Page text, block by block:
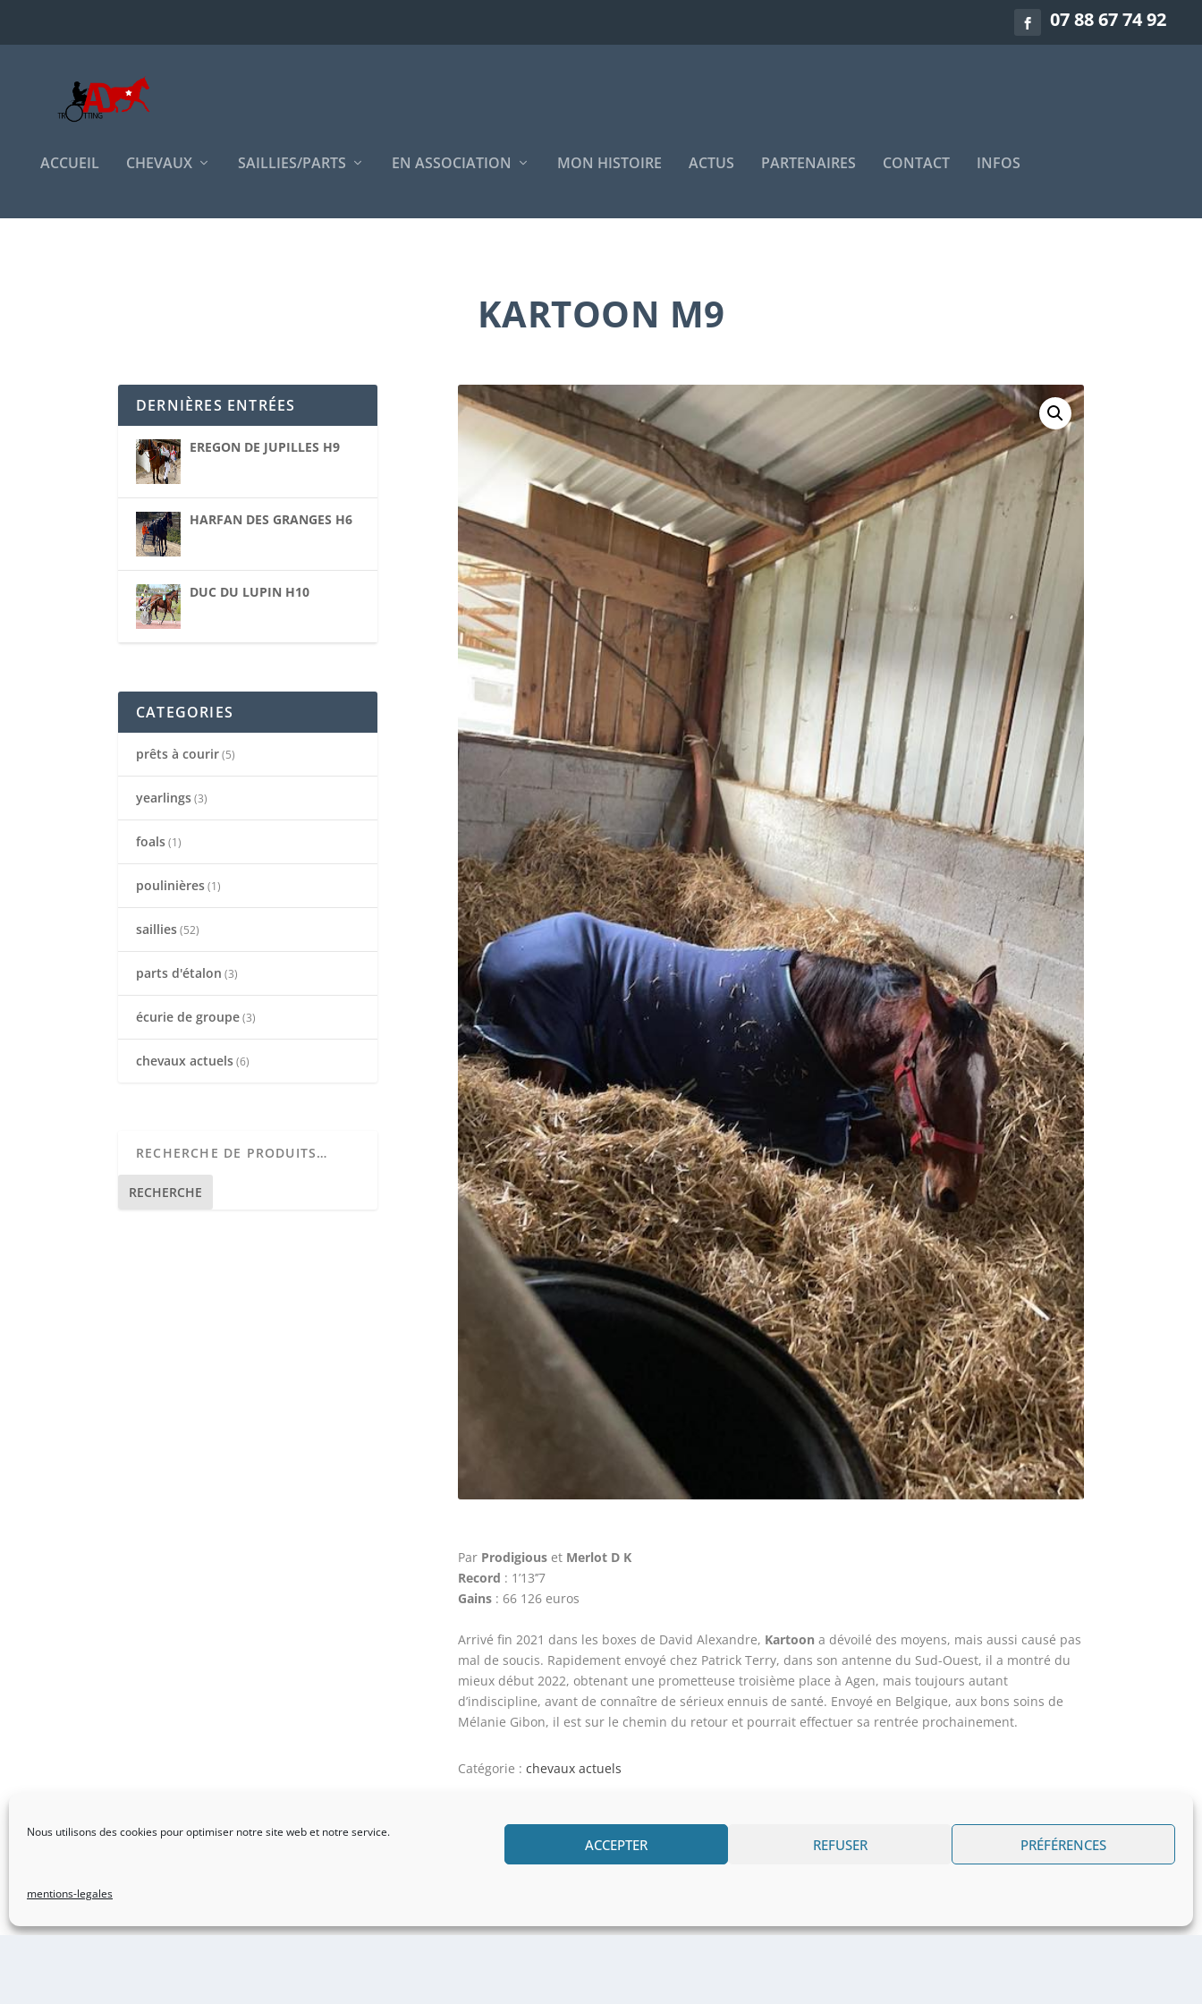
Nous utilisons des cookies pour optimiser notre site web et notre service.
ACCEPTER REFUSER PRÉFÉRENCES
mentions-legales
07 88 67 74 92
ACCUEIL CHEVAUX SAILLIES/PARTS EN ASSOCIATION MON HISTOIRE ACTUS PARTENAIRES CONTACT INFOS
KARTOON M9
DERNIÈRES ENTRÉES
EREGON DE JUPILLES H9
HARFAN DES GRANGES H6
DUC DU LUPIN H10
CATEGORIES
prêts à courir(5)
yearlings(3)
foals(1)
poulinières(1)
saillies(52)
parts d'étalon (3)
écurie de groupe(3)
chevaux actuels(6)
RECHERCHE
ParProdigiouset Merlot D K
Record : 1’13’’7
Gains: 66 126 euros
Arrivé fin 2021 dans les boxes de David Alexandre, Kartoon a dévoilé des moyens, mais aussi causé pas
mal de soucis. Rapidement envoyé chez Patrick Terry, dans son antenne du Sud-Ouest, il a montré du
mieux début 2022, obtenant une prometteuse troisième place à Agen, mais toujours autant
d’indiscipline, avant de connaître de sérieux ennuis de santé. Envoyé en Belgique, aux bons soins de
Mélanie Gibon, il est sur le chemin du retour et pourrait effectuer sa rentrée prochainement.
Catégorie : chevaux actuels
APPELEZ MOI